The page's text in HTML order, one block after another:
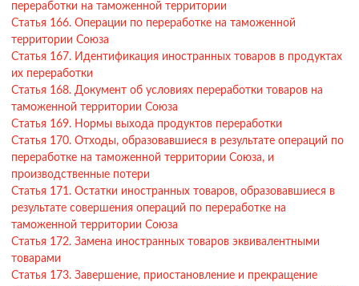
переработки на таможенной территории
Статья 166. Операции по переработке на таможенной
территории Союза
Статья 167. Идентификация иностранных товаров в продуктах
их переработки
Статья 168. Документ об условиях переработки товаров на
таможенной территории Союза
Статья 169. Нормы выхода продуктов переработки
Статья 170. Отходы, образовавшиеся в результате операций по
переработке на таможенной территории Союза, и
производственные потери
Статья 171. Остатки иностранных товаров, образовавшиеся в
результате совершения операций по переработке на
таможенной территории Союза
Статья 172. Замена иностранных товаров эквивалентными
товарами
Статья 173. Завершение, приостановление и прекращение